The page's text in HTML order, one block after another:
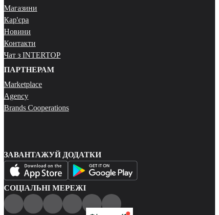
Магазини
Кар'єра
Новини
Контакти
Чат з INTERTOP
ПАРТНЕРАМ
Marketplace
Agency
Brands Cooperations
ЗАВАНТАЖУЙ ДОДАТКИ
СОЦІАЛЬНІ МЕРЕЖІ